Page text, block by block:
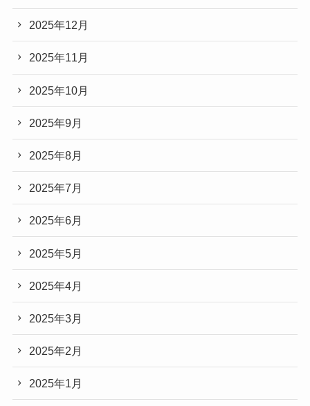
2025年12月
2025年11月
2025年10月
2025年9月
2025年8月
2025年7月
2025年6月
2025年5月
2025年4月
2025年3月
2025年2月
2025年1月